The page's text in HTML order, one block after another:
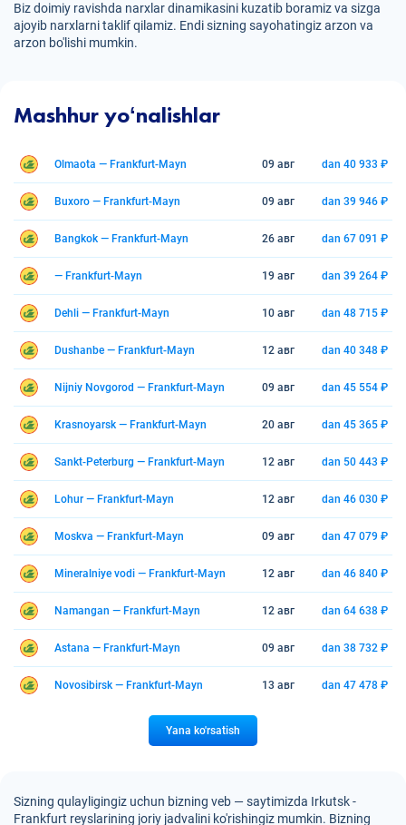
Biz doimiy ravishda narxlar dinamikasini kuzatib boramiz va sizga
ajoyib narxlarni taklif qilamiz. Endi sizning sayohatingiz arzon va
arzon bo'lishi mumkin.
Mashhur yoʻnalishlar
Olmaota — Frankfurt-Mayn 09 авг dan 40 933 ₽
Buxoro — Frankfurt-Mayn 09 авг dan 39 946 ₽
Bangkok — Frankfurt-Mayn 26 авг dan 67 091 ₽
— Frankfurt-Mayn 19 авг dan 39 264 ₽
Dehli — Frankfurt-Mayn 10 авг dan 48 715 ₽
Dushanbe — Frankfurt-Mayn 12 авг dan 40 348 ₽
Nijniy Novgorod — Frankfurt-Mayn 09 авг dan 45 554 ₽
Krasnoyarsk — Frankfurt-Mayn 20 авг dan 45 365 ₽
Sankt-Peterburg — Frankfurt-Mayn 12 авг dan 50 443 ₽
Lohur — Frankfurt-Mayn 12 авг dan 46 030 ₽
Moskva — Frankfurt-Mayn 09 авг dan 47 079 ₽
Mineralniye vodi — Frankfurt-Mayn 12 авг dan 46 840 ₽
Namangan — Frankfurt-Mayn 12 авг dan 64 638 ₽
Astana — Frankfurt-Mayn 09 авг dan 38 732 ₽
Novosibirsk — Frankfurt-Mayn 13 авг dan 47 478 ₽
Yana ko'rsatish
Sizning qulayligingiz uchun bizning veb — saytimizda Irkutsk -
Frankfurt reyslarining joriy jadvalini ko'rishingiz mumkin. Bizning